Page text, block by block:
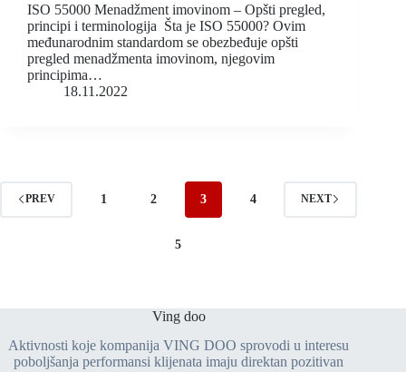
ISO 55000 Menadžment imovinom – Opšti pregled,
principi i terminologija Šta je ISO 55000? Ovim
međunarodnim standardom se obezbeđuje opšti
pregled menadžmenta imovinom, njegovim
principima…
18.11.2022
PREV 1 2 3 4
5
NEXT
Ving doo
Aktivnosti koje kompanija VING DOO sprovodi u interesu
poboljšanja performansi klijenata imaju direktan pozitivan